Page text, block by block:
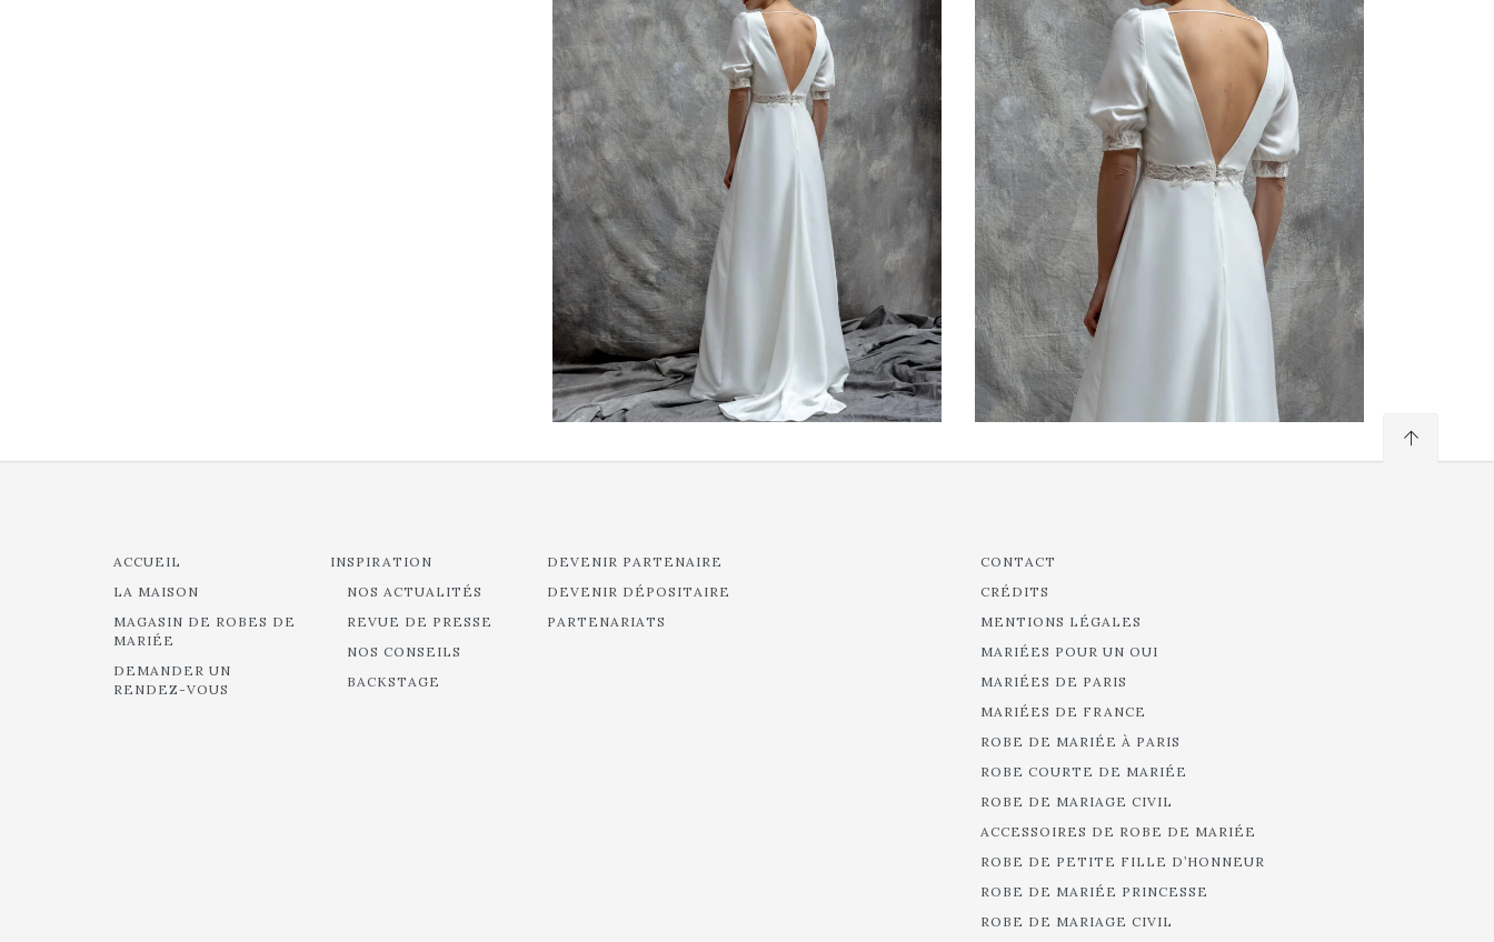
ACCUEIL
LA MAISON
MAGASIN DE ROBES DE
MARIÉE
DEMANDER UN
RENDEZ-VOUS
INSPIRATION
NOS ACTUALITÉS
REVUE DE PRESSE
NOS CONSEILS
BACKSTAGE
DEVENIR PARTENAIRE
DEVENIR DÉPOSITAIRE
PARTENARIATS
CONTACT
CRÉDITS
MENTIONS LÉGALES
MARIÉES POUR UN OUI
MARIÉES DE PARIS
MARIÉES DE FRANCE
ROBE DE MARIÉE À PARIS
ROBE COURTE DE MARIÉE
ROBE DE MARIAGE CIVIL
ACCESSOIRES DE ROBE DE MARIÉE
ROBE DE PETITE FILLE D’HONNEUR
ROBE DE MARIÉE PRINCESSE
ROBE DE MARIAGE CIVIL